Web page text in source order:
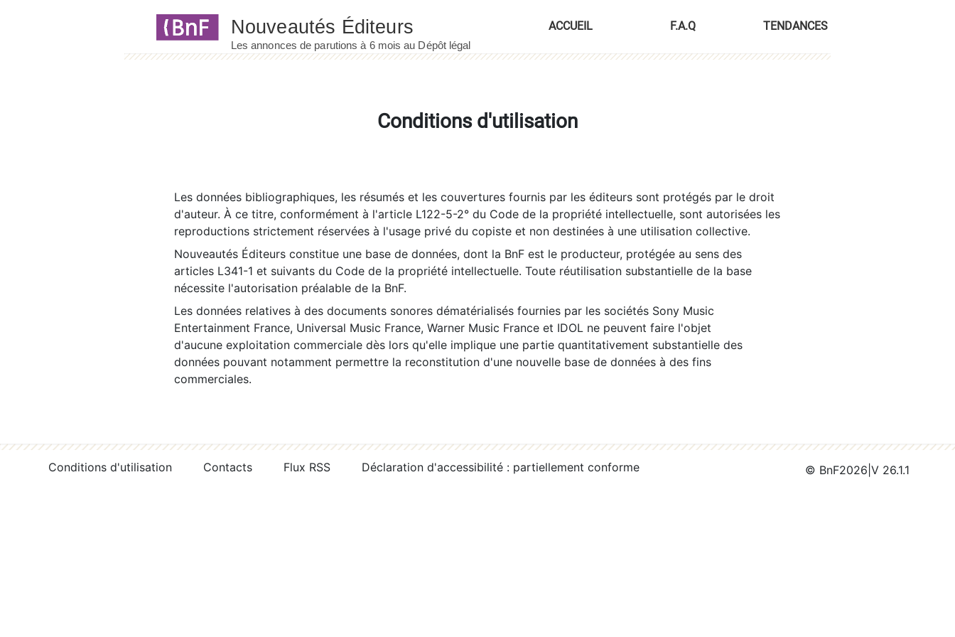
ACCUEIL F.A.Q TENDANCES
Conditions d'utilisation
Les données bibliographiques, les résumés et les couvertures fournis par les éditeurs sont protégés par le droit
d'auteur. À ce titre, conformément à l'article L122-5-2° du Code de la propriété intellectuelle, sont autorisées les
reproductions strictement réservées à l'usage privé du copiste et non destinées à une utilisation collective.
Nouveautés Éditeurs constitue une base de données, dont la BnF est le producteur, protégée au sens des
articles L341-1 et suivants du Code de la propriété intellectuelle. Toute réutilisation substantielle de la base
nécessite l'autorisation préalable de la BnF.
Les données relatives à des documents sonores dématérialisés fournies par les sociétés Sony Music
Entertainment France, Universal Music France, Warner Music France et IDOL ne peuvent faire l'objet
d'aucune exploitation commerciale dès lors qu'elle implique une partie quantitativement substantielle des
données pouvant notamment permettre la reconstitution d'une nouvelle base de données à des fins
commerciales.
Conditions d'utilisation Contacts Flux RSS Déclaration d'accessibilité : partiellement conforme © BnF2026 V 26.1.1